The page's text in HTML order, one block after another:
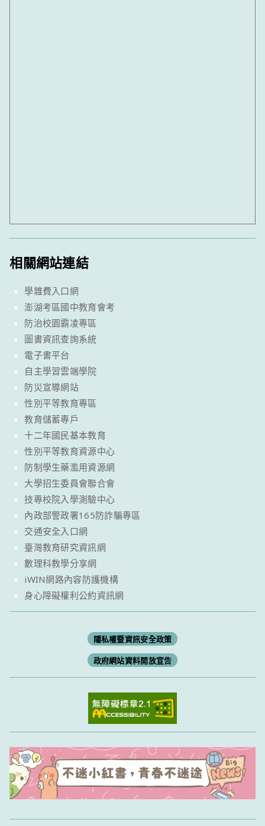
相關網站連結
學雜費入口網
澎湖考區國中教育會考
防治校園霸凌專區
圖書資訊查詢系統
電子書平台
自主學習雲端學院
防災宣導網站
性別平等教育專區
教育儲蓄專戶
十二年國民基本教育
性別平等教育資源中心
防制學生藥濫用資源網
大學招生委員會聯合會
技專校院入學測驗中心
內政部警政署165防詐騙專區
交通安全入口網
臺灣教育研究資訊網
數理科教學分享網
iWIN網路內容防護機構
身心障礙權利公約資訊網
隱私權暨資訊安全政策
政府網站資料開放宣告